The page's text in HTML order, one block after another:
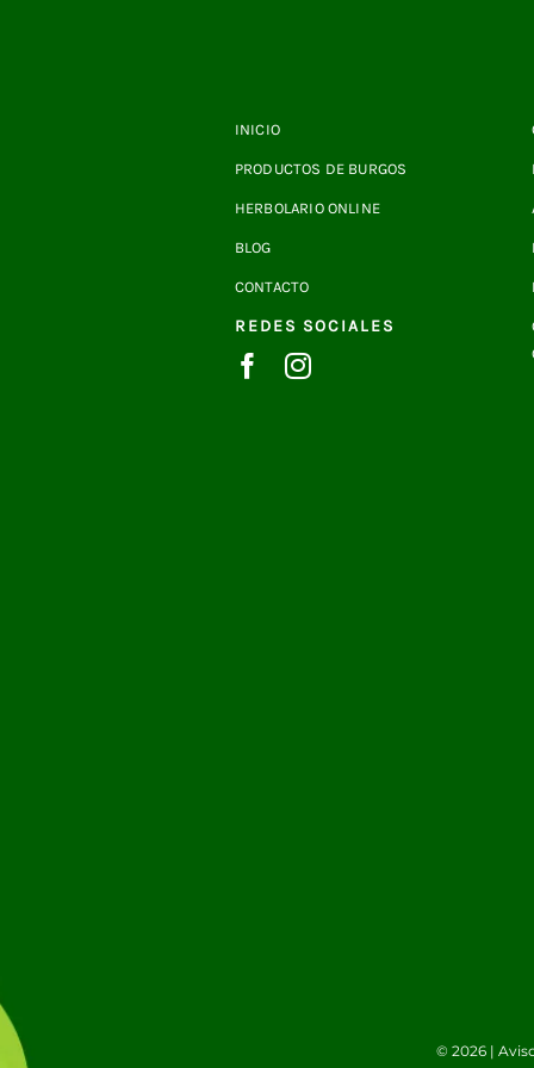
INICIO
PRODUCTOS DE BURGOS
HERBOLARIO ONLINE
BLOG
CONTACTO
REDES SOCIALES
© 2026 |